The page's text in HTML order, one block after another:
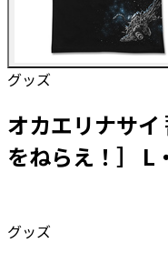
グッズ
オカエリナサ
をねらえ！］ L
グッズ